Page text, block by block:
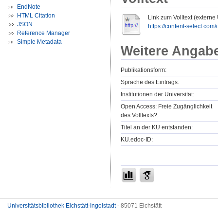
EndNote
HTML Citation
JSON
Reference Manager
Simple Metadata
Link zum Volltext (externe
https://content-
Weitere
Publikationsform:
Sprache des Eintrags:
Institutionen der Universität:
Open Access: Freie Zugänglichkeit
des Volltexts?:
Titel an der KU entstanden:
KU.edoc-ID:
Universitätsbibliothek Eichstätt-Ingolstadt- 85071 Eichstätt